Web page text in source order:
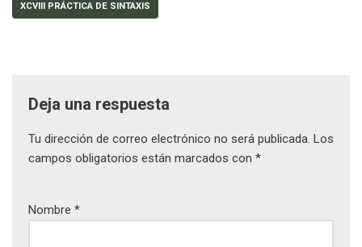
XCVIII PRÁCTICA DE SINTAXIS
Deja una respuesta
Tu dirección de correo electrónico no será publicada. Los
campos obligatorios están marcados con *
Nombre *